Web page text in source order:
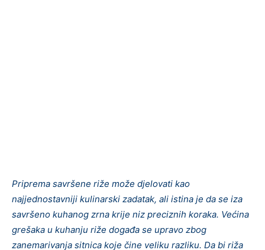
Priprema savršene riže može djelovati kao
najjednostavniji kulinarski zadatak, ali istina je da se iza
savršeno kuhanog zrna krije niz preciznih koraka. Većina
grešaka u kuhanju riže događa se upravo zbog
zanemarivanja sitnica koje čine veliku razliku. Da bi riža